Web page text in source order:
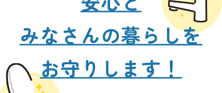
みなさんの暮らしを
お守りします！